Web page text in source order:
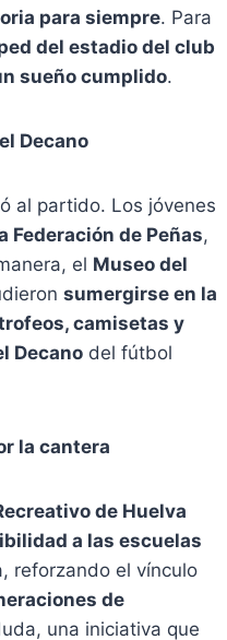
para siempre. Para
del estadio del club
sueño cumplido.
Decano
al partido. Los jóvenes
Federación de Peñas,
el Museo del
sumergirse en la
camisetas y
Decano del fútbol
la cantera
de Huelva
a las escuelas
reforzando el vínculo
de
una iniciativa que